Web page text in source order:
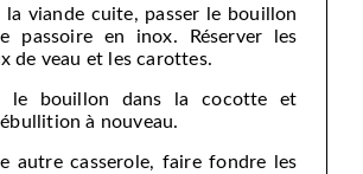
la viande cuite, passer le bouillon
passoire en inox. Réserver les
de veau et les carottes.
le bouillon dans la cocotte et
à nouveau.
autre casserole, faire fondre les